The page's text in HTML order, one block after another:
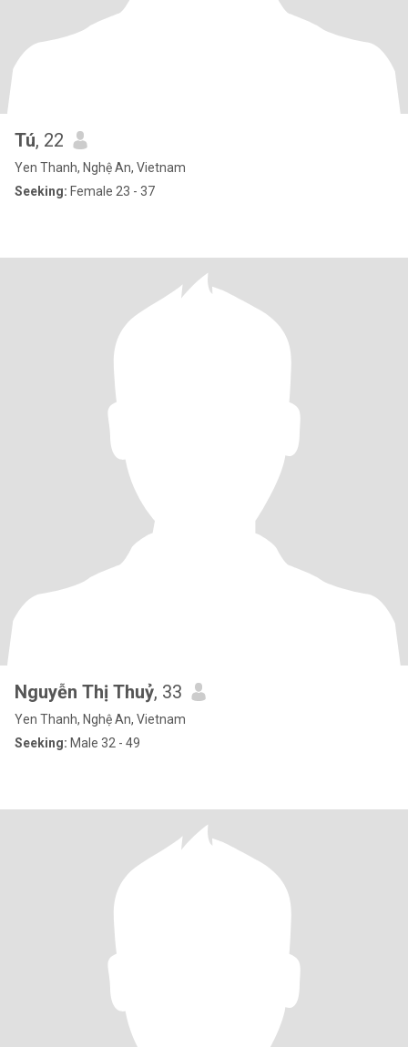
Tú, 22
Yen Thanh, Nghệ An, Vietnam
Seeking: Female 23 - 37
Nguyễn Thị Thuỷ, 33
Yen Thanh, Nghệ An, Vietnam
Seeking: Male 32 - 49